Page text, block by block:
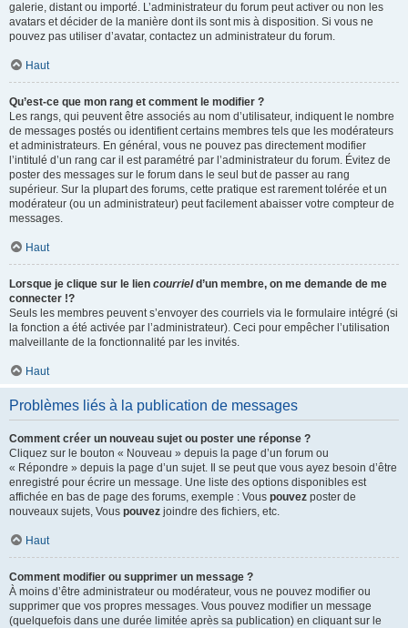
galerie, distant ou importé. L’administrateur du forum peut activer ou non les
avatars et décider de la manière dont ils sont mis à disposition. Si vous ne
pouvez pas utiliser d’avatar, contactez un administrateur du forum.
Haut
Qu’est-ce que mon rang et comment le modifier ?
Les rangs, qui peuvent être associés au nom d’utilisateur, indiquent le nombre
de messages postés ou identifient certains membres tels que les modérateurs
et administrateurs. En général, vous ne pouvez pas directement modifier
l’intitulé d’un rang car il est paramétré par l’administrateur du forum. Évitez de
poster des messages sur le forum dans le seul but de passer au rang
supérieur. Sur la plupart des forums, cette pratique est rarement tolérée et un
modérateur (ou un administrateur) peut facilement abaisser votre compteur de
messages.
Haut
Lorsque je clique sur le lien courrield’un membre, on me demande de me
connecter !?
Seuls les membres peuvent s’envoyer des courriels via le formulaire intégré (si
la fonction a été activée par l’administrateur). Ceci pour empêcher l’utilisation
malveillante de la fonctionnalité par les invités.
Haut
Problèmes liés à la publication de messages
Comment créer un nouveau sujet ou poster une réponse ?
Cliquez sur le bouton « Nouveau » depuis la page d’un forum ou
« Répondre » depuis la page d’un sujet. Il se peut que vous ayez besoin d’être
enregistré pour écrire un message. Une liste des options disponibles est
affichée en bas de page des forums, exemple : Vous pouvez poster de
nouveaux sujets, Vous pouvez joindre des fichiers, etc.
Haut
Comment modifier ou supprimer un message ?
À moins d’être administrateur ou modérateur, vous ne pouvez modifier ou
supprimer que vos propres messages. Vous pouvez modifier un message
(quelquefois dans une durée limitée après sa publication) en cliquant sur le